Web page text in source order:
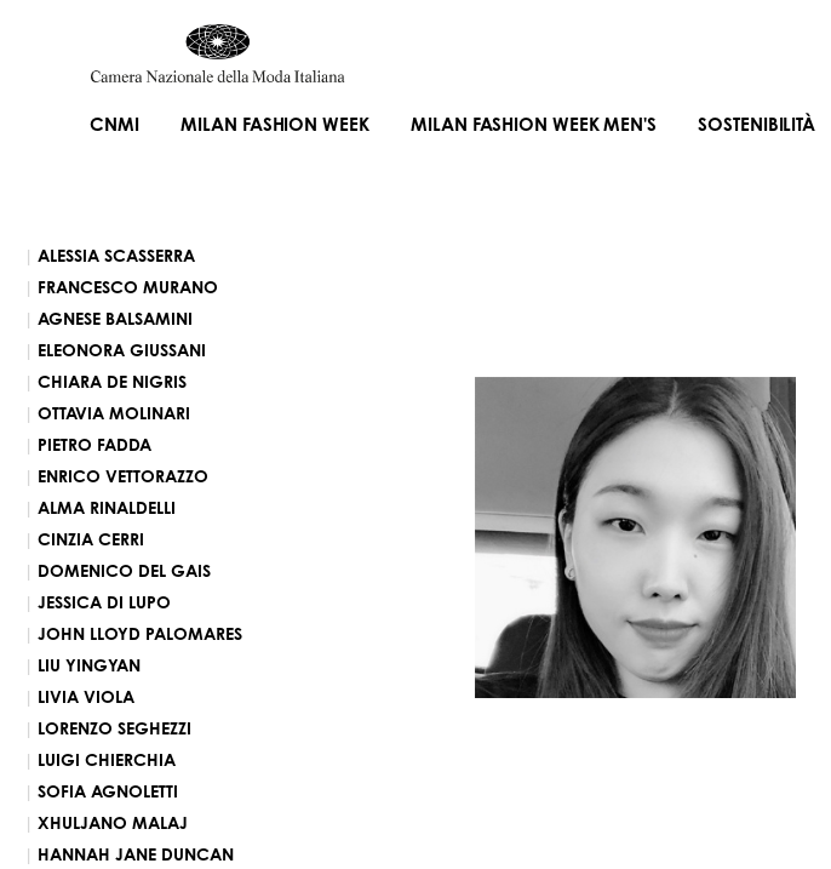
CNMI MILAN FASHION WEEK MILAN FASHION WEEK MEN'S SOSTENIBILITÀ
ALESSIA SCASSERRA
FRANCESCO MURANO
AGNESE BALSAMINI
ELEONORA GIUSSANI
CHIARA DE NIGRIS
OTTAVIA MOLINARI
PIETRO FADDA
ENRICO VETTORAZZO
ALMA RINALDELLI
CINZIA CERRI
DOMENICO DEL GAIS
JESSICA DI LUPO
JOHN LLOYD PALOMARES
LIU YINGYAN
LIVIA VIOLA
LORENZO SEGHEZZI
LUIGI CHIERCHIA
SOFIA AGNOLETTI
XHULJANO MALAJ
HANNAH JANE DUNCAN